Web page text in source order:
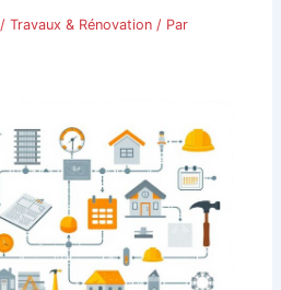
/Travaux & Rénovation / Par